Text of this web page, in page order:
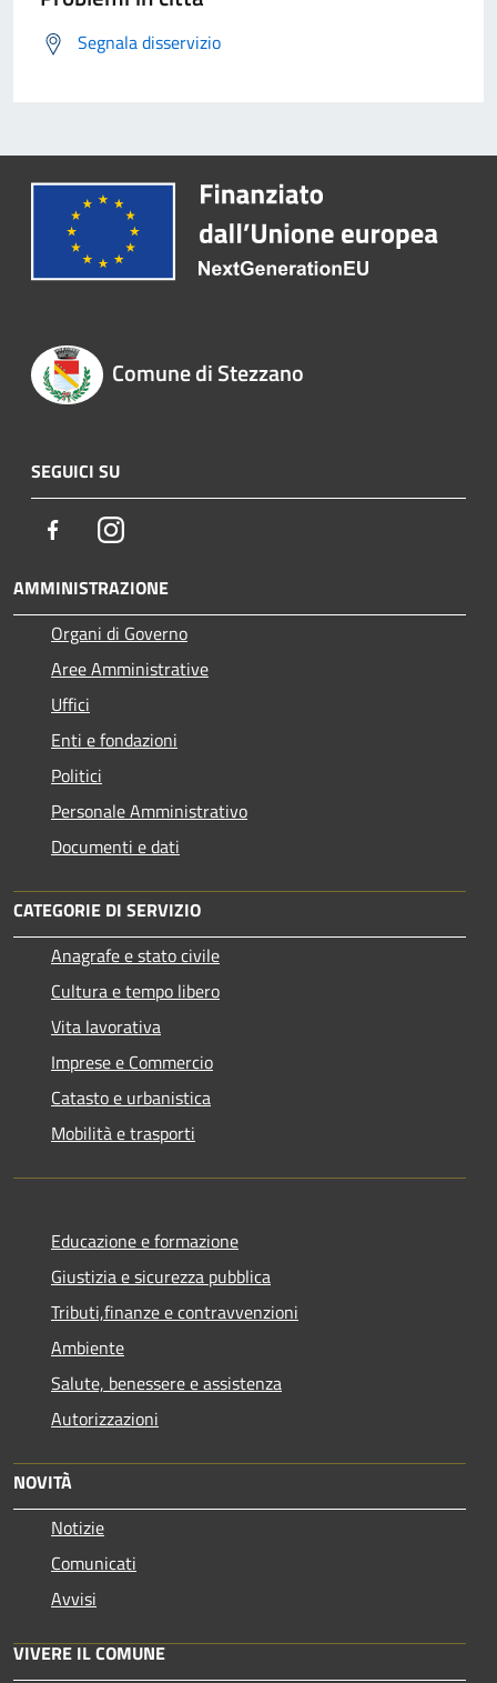
Segnala disservizio
Comune di Stezzano
SEGUICI SU
FacebookInstagram
AMMINISTRAZIONE
Organi di Governo
Aree Amministrative
Uffici
Enti e fondazioni
Politici
Personale Amministrativo
Documenti e dati
CATEGORIE DI SERVIZIO
Anagrafe e stato civile
Cultura e tempo libero
Vita lavorativa
Imprese e Commercio
Catasto e urbanistica
Mobilità e trasporti
Educazione e formazione
Giustizia e sicurezza pubblica
Tributi,finanze e contravvenzioni
Ambiente
Salute, benessere e assistenza
Autorizzazioni
NOVITÀ
Notizie
Comunicati
Avvisi
VIVERE IL COMUNE